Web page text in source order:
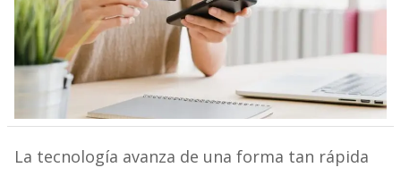
La tecnología avanza de una forma tan rápida